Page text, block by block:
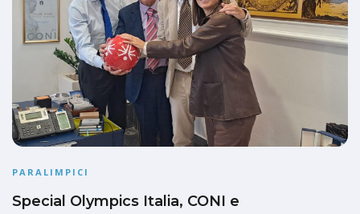
PARALIMPICI
Special Olympics Italia, CONI e